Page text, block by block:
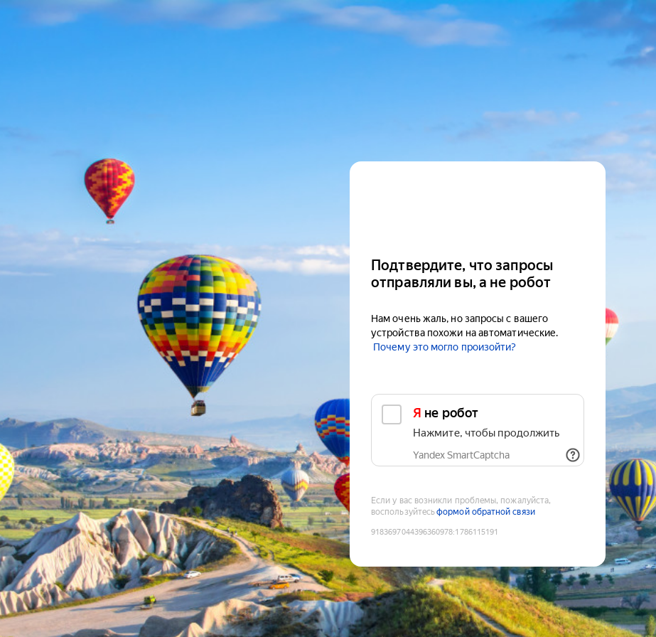
Подтвердите, что запросы
отправляли вы, а не робот
Нам очень жаль, но запросы с вашего
устройства похожи на автоматические.
Почему это могло произойти?
Я не робот
Нажмите, чтобы продолжить
Yandex SmartCaptcha
Если у вас возникли проблемы, пожалуйста,
воспользуйтесьформой обратной связи
9183697044396360978:1786115191